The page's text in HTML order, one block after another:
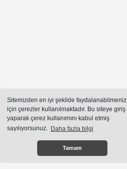
Sitemizden en iyi şekilde faydalanabilmeniz
için çerezler kullanılmaktadır. Bu siteye giriş
yaparak çerez kullanımını kabul etmiş
sayılıyorsunuz. Daha fazla bilgi
Tamam